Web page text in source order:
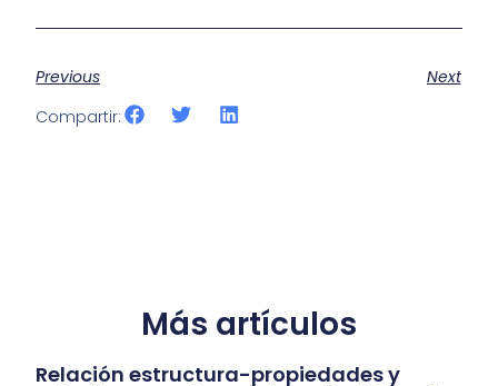
Previous
Next
Compartir:
Más artículos
Relación estructura-propiedades y